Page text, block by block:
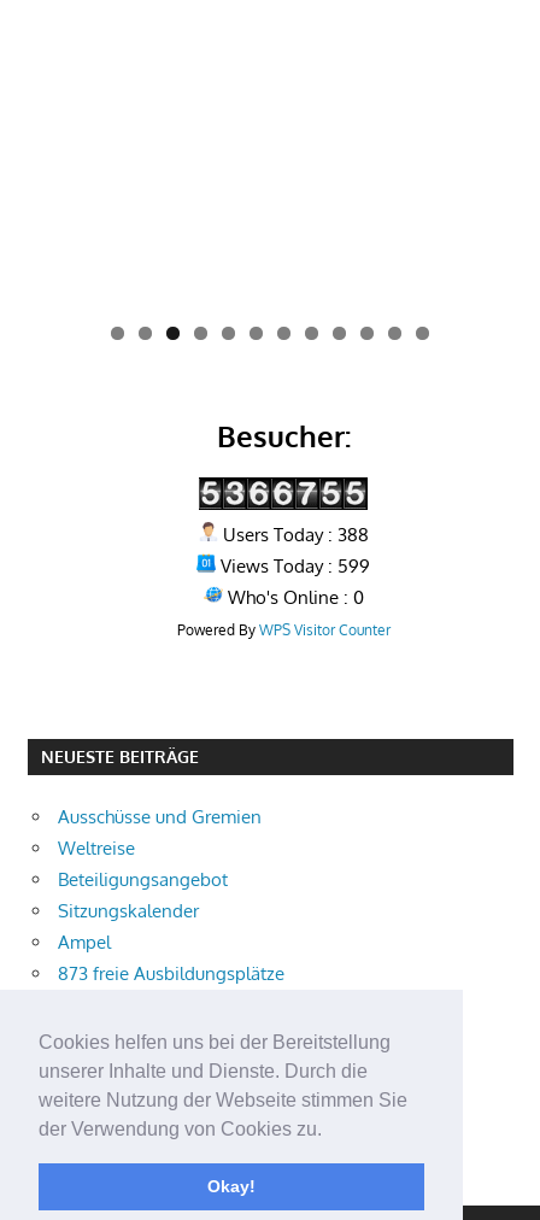
Cookies helfen uns bei der Bereitstellung
unserer Inhalte und Dienste. Durch die
weitere Nutzung der Webseite stimmen Sie
der Verwendung von Cookies zu.
Okay!
0 1 2
Besucher:
Users Today : 388
Views Today : 599
Who's Online : 0
Powered By WPS Visitor Counter
NEUESTE BEITRÄGE
Ausschüsse und Gremien
Weltreise
Beteiligungsangebot
Sitzungskalender
Ampel
873 freie Ausbildungsplätze
Aktuelle Verkehrsmeldungen
Terracliff
Wärmeplanung
Demokratie-Tag 2026
Neuer Jahrgang